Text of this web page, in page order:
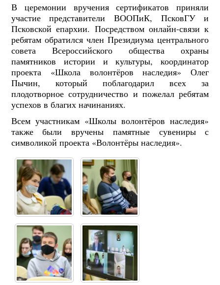
В церемонии вручения сертификатов приняли
участие представители ВООПиК, ПсковГУ и
Псковской епархии. Посредством онлайн-связи к
ребятам обратился член Президиума центрального
совета Всероссийского общества охраны
памятников истории и культуры, координатор
проекта «Школа волонтёров наследия» Олег
Пычин, который поблагодарил всех за
плодотворное сотрудничество и пожелал ребятам
успехов в благих начинаниях.
Всем участникам «Школы волонтёров наследия»
также были вручены памятные сувениры с
символикой проекта «Волонтёры наследия».